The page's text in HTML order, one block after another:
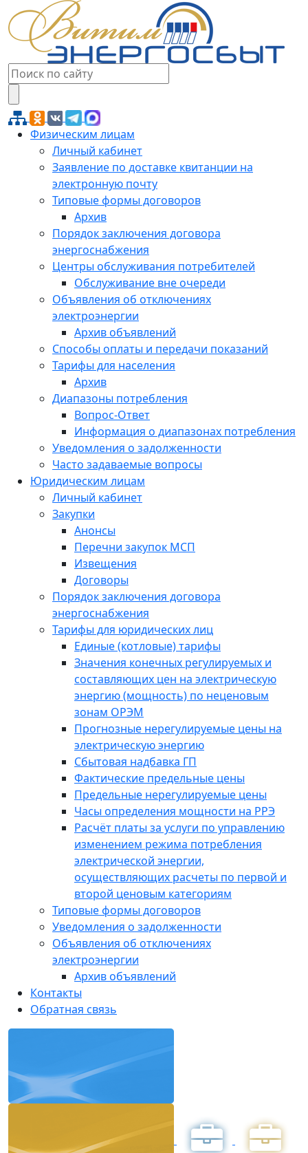
Физическим лицам
Личный кабинет
Заявление по доставке квитанции на
электронную почту
Типовые формы договоров
Архив
Порядок заключения договора
энергоснабжения
Центры обслуживания потребителей
Обслуживание вне очереди
Объявления об отключениях
электроэнергии
Архив объявлений
Способы оплаты и передачи показаний
Тарифы для населения
Архив
Диапазоны потребления
Вопрос-Ответ
Информация о диапазонах потребления
Уведомления о задолженности
Часто задаваемые вопросы
Юридическим лицам
Личный кабинет
Закупки
Анонсы
Перечни закупок МСП
Извещения
Договоры
Порядок заключения договора
энергоснабжения
Тарифы для юридических лиц
Единые (котловые) тарифы
Значения конечных регулируемых и
составляющих цен на электрическую
энергию (мощность) по неценовым
зонам ОРЭМ
Прогнозные нерегулируемые цены на
электрическую энергию
Сбытовая надбавка ГП
Фактические предельные цены
Предельные нерегулируемые цены
Часы определения мощности на РРЭ
Расчёт платы за услуги по управлению
изменением режима потребления
электрической энергии,
осуществляющих расчеты по первой и
второй ценовым категориям
Типовые формы договоров
Уведомления о задолженности
Объявления об отключениях
электроэнергии
Архив объявлений
Контакты
Обратная связь